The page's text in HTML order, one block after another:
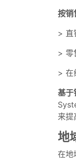
按销
> 直
> 零
> 在
基于
来提
地
在地